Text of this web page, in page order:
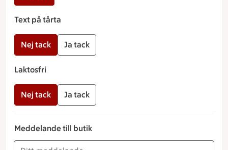
Text på tårta
Nej tack Ja tack
Laktosfri
Nej tack Ja tack
Meddelande till butik